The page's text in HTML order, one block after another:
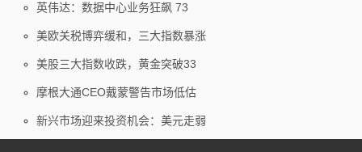
英伟达：数据中心业务狂飙 73
美欧关税博弈缓和，三大指数暴涨
美股三大指数收跌，黄金突破33
摩根大通CEO戴蒙警告市场低估
新兴市场迎来投资机会：美元走弱